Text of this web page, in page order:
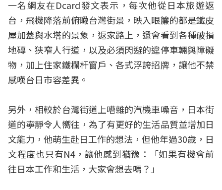
一名網友在Dcard發文表示，每次他從日本旅遊返
台，飛機降落前俯瞰台灣街景，映入眼簾的都是鐵皮
屋加蓋與水塔的景象，返家路上，還會看到各種破損
地磚、狹窄人行道，以及必須閃避的違停車輛與障礙
物，加上住家鐵欄杆窗戶、各式浮誇招牌，讓他不禁
感嘆台日市容差異。
另外，相較於台灣街道上嘈雜的汽機車噪音，日本街
道的寧靜令人嚮往，為了有更好的生活品質並增加日
文能力，他萌生赴日工作的想法，但他年過30歲，日
文程度也只有N4，讓他感到猶豫：「如果有機會前
往日本工作和生活，大家會想去嗎？」